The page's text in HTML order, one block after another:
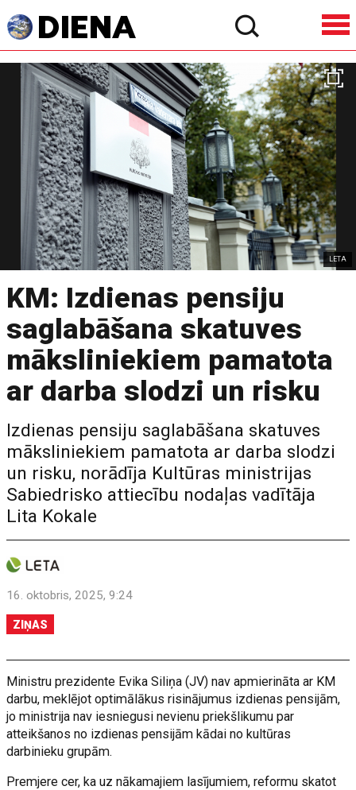
LETA
KM: Izdienas pensiju
saglabāšana skatuves
māksliniekiem pamatota
ar darba slodzi un risku
Izdienas pensiju saglabāšana skatuves
māksliniekiem pamatota ar darba slodzi
un risku, norādīja Kultūras ministrijas
Sabiedrisko attiecību nodaļas vadītāja
Lita Kokale
16. oktobris, 2025, 9:24
ZIŅAS
Ministru prezidente Evika Siliņa (JV) nav apmierināta ar KM
darbu, meklējot optimālākus risinājumus izdienas pensijām,
jo ministrija nav iesniegusi nevienu priekšlikumu par
atteikšanos no izdienas pensijām kādai no kultūras
darbinieku grupām.
Premjere cer, ka uz nākamajiem lasījumiem, reformu skatot